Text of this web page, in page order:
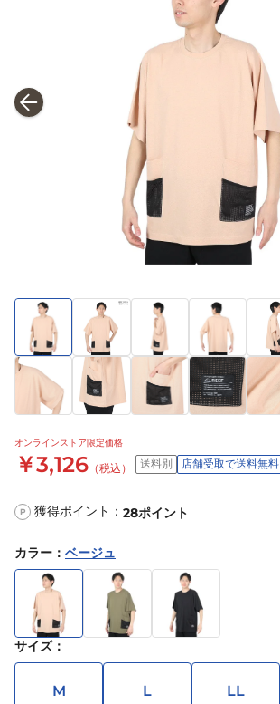
オンラインストア限定価格
￥3,126 （税込） 送料別 店舗受取で送料無料
P 獲得ポイント： 28ポイント
カラー ： ベージュ
サイズ：
M L LL